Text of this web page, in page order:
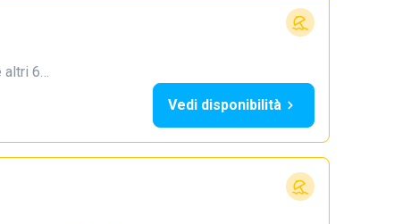
altri 6…
Vedi disponibilità